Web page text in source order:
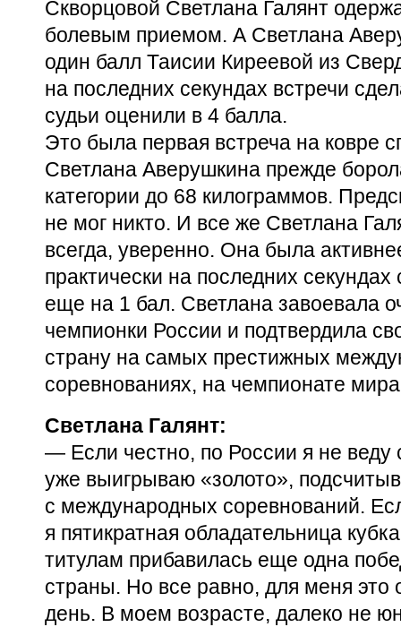
Скворцовой Светлана Галянт
болевым приемом. А Светлана
один балл Таисии Киреевой из
на последних секундах встречи
судьи оценили в 4 балла.
Это была первая встреча на ковре
Светлана Аверушкина прежде
категории до 68 килограммов.
не мог никто. И все же Светлана
всегда, уверенно. Она была
практически на последних
еще на 1 бал. Светлана завоевала
чемпионки России и подтвердила
страну на самых престижных
соревнованиях, на чемпионате
Светлана Галянт:
— Если честно, по России я не веду
уже выигрываю «золото»,
с международных соревнований.
я пятикратная обладательница
титулам прибавилась еще одна
страны. Но все равно, для меня это
день. В моем возрасте, далеко не